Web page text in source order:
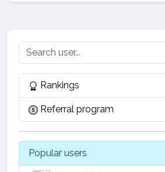
Rankings
Referral program
Popular users